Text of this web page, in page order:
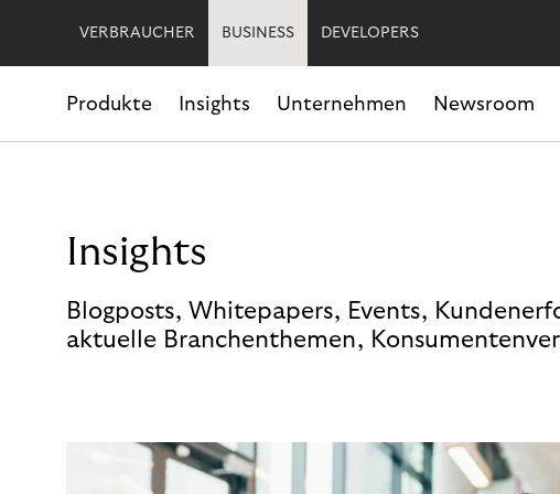
VERBRAUCHER BUSINESS DEVELOPERS
Produkte Insights Unternehmen Newsroom
Insights
Blogposts, Whitepapers, Events,
aktuelle Branchenthemen,